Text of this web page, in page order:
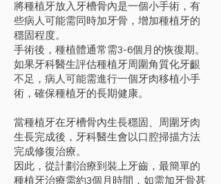
將種植牙放入牙槽骨內是一個小手術，有
些病人可能需同時加牙骨，增加種植牙的
穩固程度。
手術後，種植體通常需3-6個月的恢復期。
如果牙科醫生評估種植牙周圍角質化牙齦
不足，病人可能需進行一個牙肉移植小手
術，確保種植牙的長期健康。
當種植牙在牙槽骨內生長穩固、周圍牙肉
生長完成後，牙科醫生會以口腔掃描方法
完成修復治療。
因此，從計劃治療到裝上牙齒，最簡單的
種植牙治療需約3個月時間，如需加牙骨甚